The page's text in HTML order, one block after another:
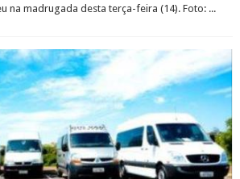
na madrugada desta terça-feira (14). Foto: ...